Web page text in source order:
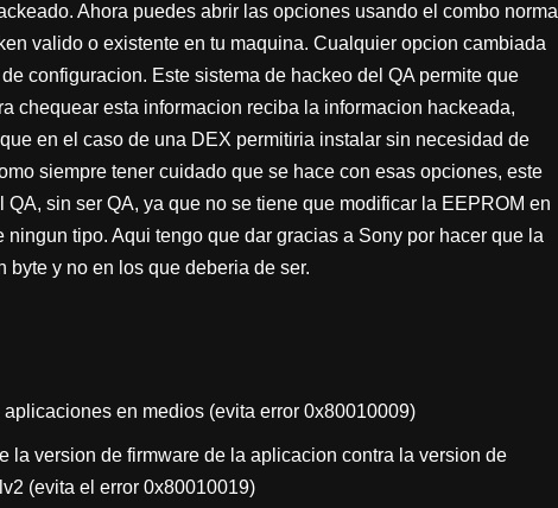
Ahora puedes abrir las opciones usando el combo normal
valido o existente en tu maquina. Cualquier opcion cambiada
configuracion. Este sistema de hackeo del QA permite que
chequear esta informacion reciba la informacion hackeada,
en el caso de una DEX permitiria instalar sin necesidad de
siempre tener cuidado que se hace con esas opciones, este
sin ser QA, ya que no se tiene que modificar la EEPROM en
tipo. Aqui tengo que dar gracias a Sony por hacer que la
byte y no en los que deberia de ser.
en medios (evita error 0x80010009)
la version de firmware de la aplicacion contra la version de
(evita el error 0x80010019)